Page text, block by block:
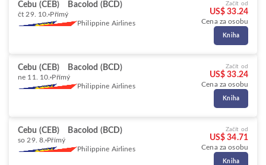
Cebu (CEB) Bacolod (BCD)
čt 29. 10. Přímý
Philippine Airlines
Začít od
US$ 33.24
Cena za osobu
Kniha
Cebu (CEB) Bacolod (BCD)
ne 11. 10. Přímý
Philippine Airlines
Začít od
US$ 33.24
Cena za osobu
Kniha
Cebu (CEB) Bacolod (BCD)
so 29. 8. Přímý
Philippine Airlines
Začít od
US$ 34.71
Cena za osobu
Kniha